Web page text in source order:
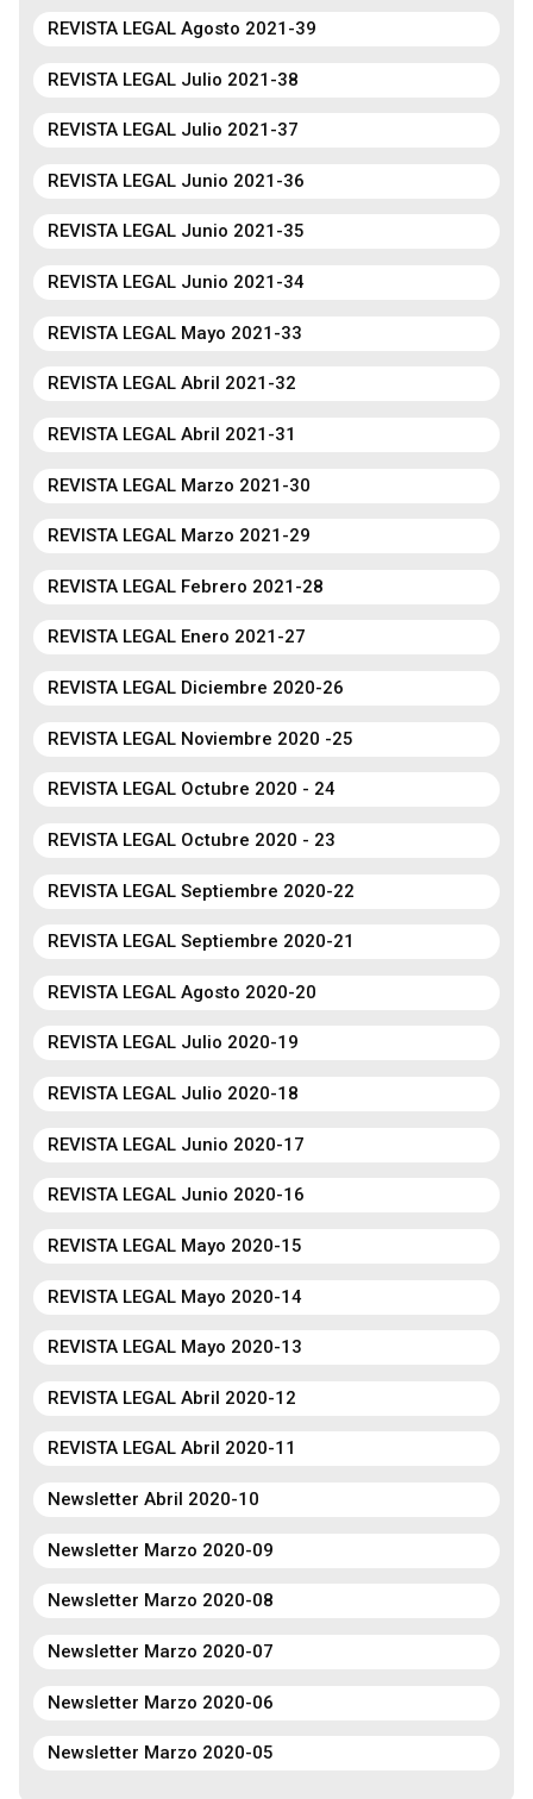
REVISTA LEGAL Agosto 2021-39
REVISTA LEGAL Julio 2021-38
REVISTA LEGAL Julio 2021-37
REVISTA LEGAL Junio 2021-36
REVISTA LEGAL Junio 2021-35
REVISTA LEGAL Junio 2021-34
REVISTA LEGAL Mayo 2021-33
REVISTA LEGAL Abril 2021-32
REVISTA LEGAL Abril 2021-31
REVISTA LEGAL Marzo 2021-30
REVISTA LEGAL Marzo 2021-29
REVISTA LEGAL Febrero 2021-28
REVISTA LEGAL Enero 2021-27
REVISTA LEGAL Diciembre 2020-26
REVISTA LEGAL Noviembre 2020 -25
REVISTA LEGAL Octubre 2020 - 24
REVISTA LEGAL Octubre 2020 - 23
REVISTA LEGAL Septiembre 2020-22
REVISTA LEGAL Septiembre 2020-21
REVISTA LEGAL Agosto 2020-20
REVISTA LEGAL Julio 2020-19
REVISTA LEGAL Julio 2020-18
REVISTA LEGAL Junio 2020-17
REVISTA LEGAL Junio 2020-16
REVISTA LEGAL Mayo 2020-15
REVISTA LEGAL Mayo 2020-14
REVISTA LEGAL Mayo 2020-13
REVISTA LEGAL Abril 2020-12
REVISTA LEGAL Abril 2020-11
Newsletter Abril 2020-10
Newsletter Marzo 2020-09
Newsletter Marzo 2020-08
Newsletter Marzo 2020-07
Newsletter Marzo 2020-06
Newsletter Marzo 2020-05